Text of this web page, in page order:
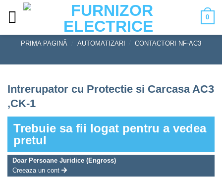
0
PRIMA PAGINĂ AUTOMATIZARI CONTACTORI NF-AC3
Intrerupator cu Protectie si Carcasa AC3
,CK-1
Trebuie sa fii logat pentru a vedea
pretul
Doar Persoane Juridice (Engross)
Creeaza un cont